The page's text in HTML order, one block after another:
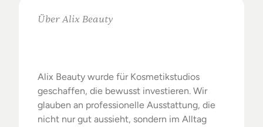
Über Alix Beauty
Alix Beauty wurde für Kosmetikstudios
geschaffen, die bewusst investieren. Wir
glauben an professionelle Ausstattung, die
nicht nur gut aussieht, sondern im Alltag